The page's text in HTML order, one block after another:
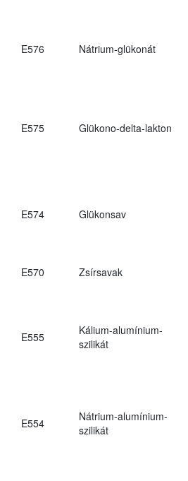
E576 Nátrium-glükonát
E575 Glükono-delta-lakton
E574 Glükonsav
E570 Zsírsavak
E555
Kálium-alumínium-
szilikát
E554
Nátrium-alumínium-
szilikát